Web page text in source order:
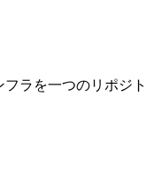
ラを一つのリポジト